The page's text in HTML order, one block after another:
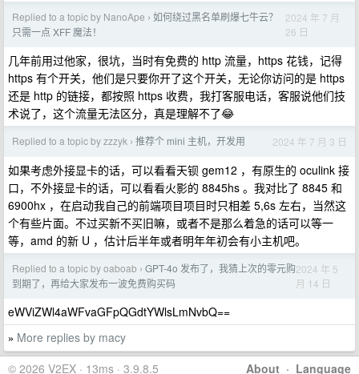
Replied to a topic by NanoApe › 如何绕过黑名单刷爆七牛云？
只需一点 XFF 魔法！
2024 年 7 月
26 日
几年前用过他家，很坑，当时有免费的 http 流量，https 花钱，记得
https 有个开关，他们是只要你开了这个开关，无论你访问的是 https
还是 http 的链接，都按照 https 收费，我打客服电话，客服说他们技
术说了，这个流量无法区分，真是理解不了😂
Replied to a topic by zzzyk › 推荐个 mini 主机，开发用 2024 年 7 月 3 日
如果考虑外接显卡的话，可以看看天钡 gem12 ，有原生的 oculink 接
口，不外接显卡的话，可以看看火影的 8845hs 。我对比了 8845 和
6900hx ，在启动我自己的前端项目项目时只相差 5,6s 左右，当然这
个有些片面。不过买新不买旧嘛，或者不是那么着急的话可以等一
等，amd 的新 U ，估计后半年或者明年年初会有小主机吧。
Replied to a topic by oaboab › GPT-4o 发布了，我猜上次的零元购
到期了，再给大家发布一波免费购买码
2024 年 5
月 14 日
eWViZWl4aWFvaGFpQGdtYWlsLmNvbQ==
» More replies by macy
About · Language
© 2026 V2EX · 13ms · 3.9.8.5